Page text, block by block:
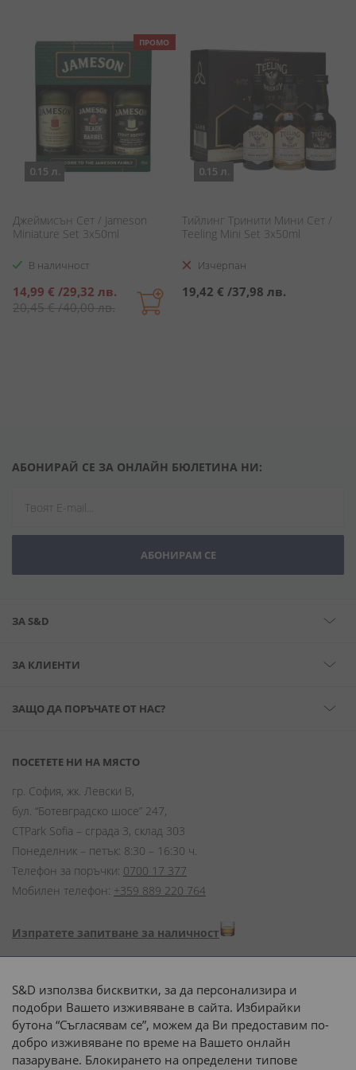
ПРОМО
0.15 л.
Джеймисън Сет / Jameson
Miniature Set 3x50ml
В наличност
Специална
цена
14,99 € /29,32 лв.
20,45 €/40,00 лв.
0.15 л.
Тийлинг Тринити Мини Сет /
Teeling Mini Set 3x50ml
Изчерпан
19,42 € /37,98 лв.
АБОНИРАЙ СЕ ЗА ОНЛАЙН БЮЛЕТИНА НИ:
АБОНИРАМ СЕ
ЗА S&D
ЗА КЛИЕНТИ
ЗАЩО ДА ПОРЪЧАТЕ ОТ НАС?
ПОСЕТЕТЕ НИ НА МЯСТО
гр. София, жк. Левски В,
бул. “Ботевградско шосе” 247,
CTPark Sofia – сграда 3, склад 303
Понеделник – петък: 8:30 – 16:30 ч.
Телефон за поръчки: 0700 17 377
Мобилен телефон: +359 889 220 764
Изпратете запитване за наличност
Начини на плащане:
S&D използва бисквитки, за да персонализира и
подобри Вашето изживяване в сайта. Избирайки
бутона “Съгласявам се”, можем да Ви предоставим по-
добро изживяване по време на Вашето онлайн
пазаруване. Блокирането на определени типове